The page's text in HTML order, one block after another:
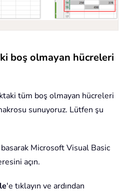
boş olmayan hücreleri
tüm boş olmayan hücreleri
sunuyoruz. Lütfen şu
Microsoft Visual Basic
açın.
'e tıklayın ve ardından